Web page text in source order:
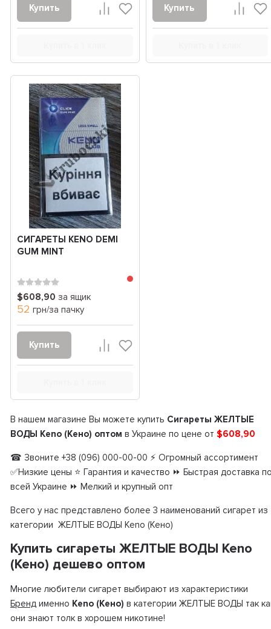
Купить Купить
СИГАРЕТЫ KENO DEMI
GUM MINT
$608,90 за ящик
52 грн/за пачку
Купить
В нашем магазине Вы можете купить Сигареты ЖЕЛТЫЕ
ВОДЫ Keno (Кено) оптом в Украине по цене от $608,90
☎ Звоните +38 (096) 000-00-00 ⚡ Огромный ассортимент
✅Низкие цены ⭐ Гарантия и качество ⏩ Быстрая доставка
всей Украине ⏩ Мелкий и крупный опт
Всего у нас представлено более 3 наименований сигарет из
категории ЖЕЛТЫЕ ВОДЫ Keno (Кено)
Купить сигареты ЖЕЛТЫЕ ВОДЫ Keno
(Кено) дешево оптом
Многие любители сигарет выбирают из характеристики
Брендименно Keno (Кено) в категории ЖЕЛТЫЕ ВОДЫ так
они знают толк в хорошем никотине!